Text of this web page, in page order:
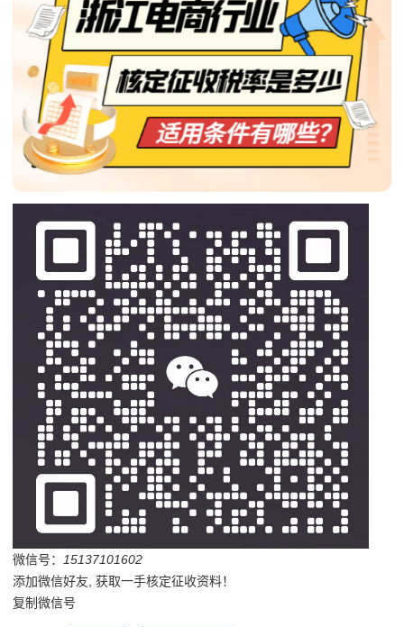
微信号：
15137101602
添加微信好友, 获取一手核定征收资料！
复制微信号